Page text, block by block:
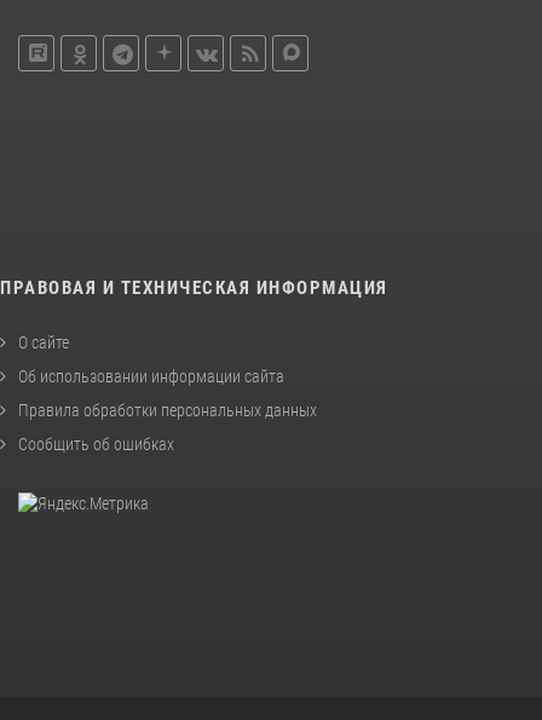
ПРАВОВАЯ И ТЕХНИЧЕСКАЯ ИНФОРМАЦИЯ
О сайте
Об использовании информации сайта
Правила обработки персональных данных
Сообщить об ошибках